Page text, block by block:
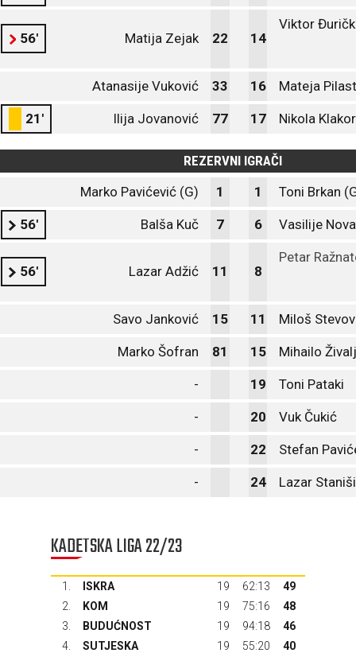
56' Matija Zejak 22 14
Viktor
Atanasije Vuković 33 16 Mateja
21' Ilija Jovanović 77 17 Nikola Klakor
REZERVNI IGRAČI
Marko Pavićević (G)
1 1 Toni Brkan
56' Balša Kuč 7 6 Vasilije
56' Lazar Adžić 11 8
Petar
Savo Janković 15 11 Miloš
Marko Šofran 81 15 Mihailo
- 19 Toni Pataki
- 20 Vuk Čukić
- 22 Stefan
- 24 Lazar
KADETSKA LIGA 22/23
1. ISKRA 19 62:13
49
2.
KOM 19 75:16
48
3.
BUDUĆNOST 19 94:18
46
4.
SUTJESKA 19 55:20
40